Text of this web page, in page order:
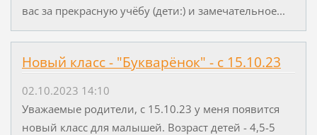
вас за прекрасную учёбу (дети:) и замечательное...
Новый класс - "Букварёнок" - с 15.10.23
02.10.2023 14:10
Уважаемые родители, с 15.10.23 у меня появится
новый класс для малышей. Возраст детей - 4,5-5